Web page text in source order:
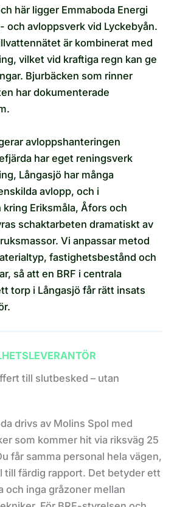
här ligger Emmaboda Energi
och avloppsverk vid Lyckebyån.
är kombinerat med
vilket vid kraftiga regn kan ge
Bjurbäcken som rinner
har dokumenterade
avloppshanteringen
har eget reningsverk
Långasjö har många
avlopp, och i
Eriksmåla, Åfors och
schaktarbeten dramatiskt av
Vi anpassar metod
fastighetsbestånd och
så att en BRF i centrala
torp i Långasjö får rätt insats
till slutbesked – utan
drivs av Molins Spol med
som kommer hit via riksväg 25
får samma personal hela vägen,
till färdig rapport. Det betyder ett
och inga gråzoner mellan